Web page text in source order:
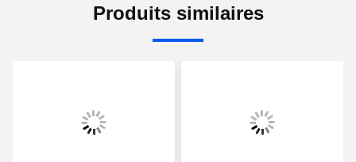
Produits similaires